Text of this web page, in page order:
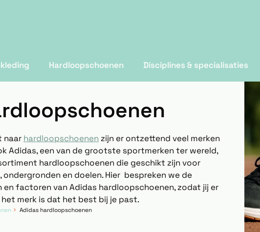
Hardloopschoenen Disciplines & specialisaties
naar hardloopschoenen zijn er ontzettend veel merken
Adidas, een van de grootste sportmerken ter wereld,
hardloopschoenen die geschikt zijn voor
en doelen. Hier bespreken we de
factoren van Adidas hardloopschoenen, zodat jij er
merk is dat het best bij je past.
Adidas hardloopschoenen